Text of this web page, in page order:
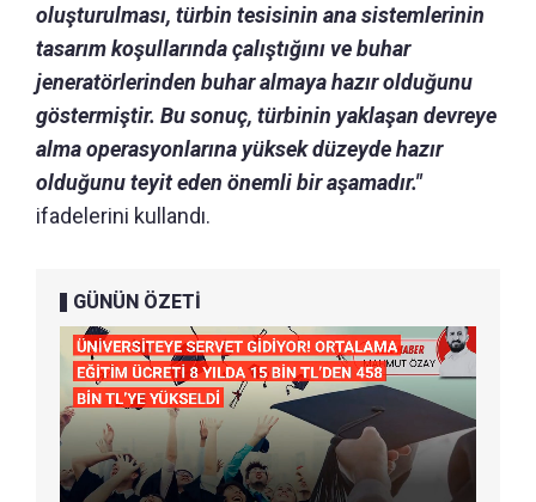
oluşturulması, türbin tesisinin ana sistemlerinin
tasarım koşullarında çalıştığını ve buhar
jeneratörlerinden buhar almaya hazır olduğunu
göstermiştir. Bu sonuç, türbinin yaklaşan devreye
alma operasyonlarına yüksek düzeyde hazır
olduğunu teyit eden önemli bir aşamadır."
ifadelerini kullandı.
GÜNÜN ÖZETİ